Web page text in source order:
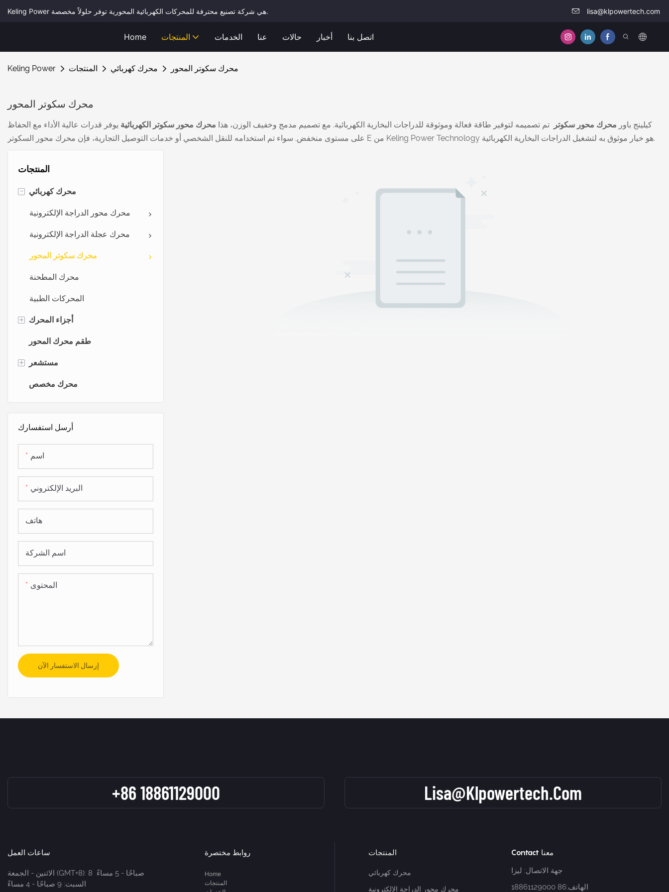
Keling Power هي شركة تصنيع محترفة للمحركات الكهربائية المحورية توفر حلولاً مخصصة. lisa@klpowertech.com
Home المنتجات الخدمات عنا حالات أخبار اتصل بنا
Keling Power المنتجات محرك كهربائي محرك سكوتر المحور
محرك سكوتر المحور
كيلينج باور محرك محور سكوتر تم تصميمه لتوفير طاقة فعالة وموثوقة للدراجات البخارية الكهربائية. مع تصميم مدمج وخفيف الوزن، هذا محرك محور سكوتر الكهربائية يوفر قدرات عالية الأداء مع الحفاظ
على مستوى منخفض. سواء تم استخدامه للنقل الشخصي أو خدمات التوصيل التجارية، فإن محرك محور السكوتر E من Keling Power Technology هو خيار موثوق به لتشغيل الدراجات البخارية الكهربائية.
المنتجات
- محرك كهربائي
محرك محور الدراجة الإلكترونية
محرك عجلة الدراجة الإلكترونية
محرك سكوتر المحور
محرك المطحنة
المحركات الطبية
+ أجزاء المحرك
عجلة التروس
محرك الحديد الأساسية
المغزل المحرك
طقم محرك المحور
+ مستشعر
مستشعر الدراجة الكهربائية
مستشعر خلايا الحمل
محرك مخصص
أرسل استفسارك
اسم
البريد الإلكتروني
هاتف
اسم الشركة
المحتوى
إرسال الاستفسار الآن
+86 18861129000 Lisa@klpowertech.com
ساعات العمل
الاثنين - الجمعة (GMT+8): 8 صباحًا - 5 مساءً
السبت: 9 صباحًا - 4 مساءً
روابط مختصرة
Home
المنتجات
المنتجات
محرك كهربائي
محرك محور الدراجة الإلكترونية
Contact معنا
جهة الاتصال: ليزا
الهاتف:86 18861129000